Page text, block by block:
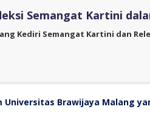
Semangat Kartini
Kediri Semangat Kartini dan